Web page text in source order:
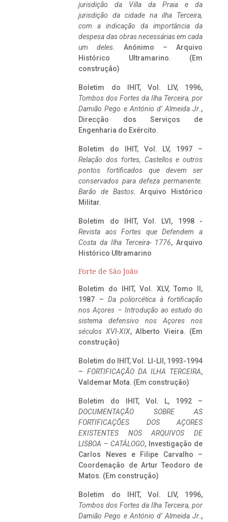
jurisdição da Villa da Praia e da
jurisdição da cidade na ilha Terceira,
com a indicação da importância da
despesa das obras necessárias em cada
um deles. Anónimo – Arquivo
Histórico Ultramarino. (Em
construção)
Boletim do IHIT, Vol. LIV, 1996,
Tombos dos Fortes da Ilha Terceira, por
Damião Pego e António d’ Almeida Jr.,
Direcção dos Serviços de
Engenharia do Exército.
Boletim do IHIT, Vol. LV, 1997 –
Relação dos fortes, Castellos e outros
pontos fortificados que devem ser
conservados para defeza permanente.
Barão de Bastos. Arquivo Histórico
Militar.
Boletim do IHIT, Vol. LVI, 1998 -
Revista aos Fortes que Defendem a
Costa da Ilha Terceira- 1776, Arquivo
Histórico Ultramarino
Forte de São João
Boletim do IHIT, Vol. XLV, Tomo II,
1987 – Da poliorcética à fortificação
nos Açores – Introdução ao estudo do
sistema defensivo nos Açores nos
séculos XVI-XIX, Alberto Vieira. (Em
construção)
Boletim do IHIT, Vol. LI-LII, 1993-1994
– FORTIFICAÇÃO DA ILHA TERCEIRA,
Valdemar Mota. (Em construção)
Boletim do IHIT, Vol. L, 1992 –
DOCUMENTAÇÃO SOBRE AS
FORTIFICAÇÕES DOS AÇORES
EXISTENTES NOS ARQUIVOS DE
LISBOA – CATÁLOGO, Investigação de
Carlos Neves e Filipe Carvalho –
Coordenação de Artur Teodoro de
Matos. (Em construção)
Boletim do IHIT, Vol. LIV, 1996,
Tombos dos Fortes da Ilha Terceira, por
Damião Pego e António d’ Almeida Jr.,